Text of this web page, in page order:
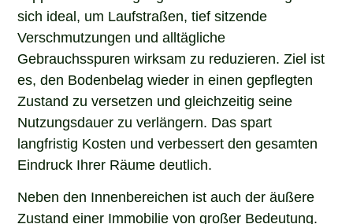
sich ideal, um Laufstraßen, tief sitzende
Verschmutzungen und alltägliche
Gebrauchsspuren wirksam zu reduzieren. Ziel ist
es, den Bodenbelag wieder in einen gepflegten
Zustand zu versetzen und gleichzeitig seine
Nutzungsdauer zu verlängern. Das spart
langfristig Kosten und verbessert den gesamten
Eindruck Ihrer Räume deutlich.
Neben den Innenbereichen ist auch der äußere
Zustand einer Immobilie von großer Bedeutung.